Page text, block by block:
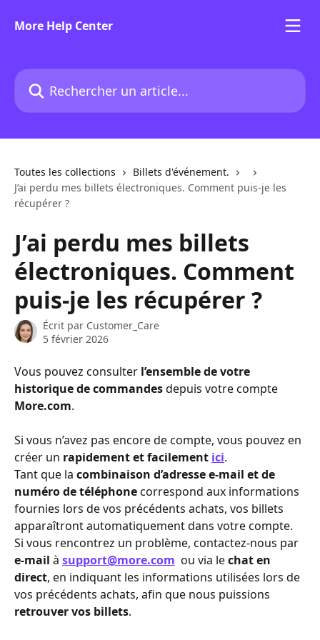
More Help Center
Rechercher un article...
Toutes les collections
Billets d'événement.
J’ai perdu mes billets électroniques. Comment puis-je les
récupérer ?
J’ai perdu mes billets
électroniques. Comment
puis-je les récupérer ?
Écrit par Customer_Care
5 février 2026
Vous pouvez consulter l’ensemble de votre
historique de commandes depuis votre compte
More.com.
Si vous n’avez pas encore de compte, vous pouvez en
créer un rapidement et facilement ici.
Tant que la combinaison d’adresse e-mail et de
numéro de téléphone correspond aux informations
fournies lors de vos précédents achats, vos billets
apparaîtront automatiquement dans votre compte.
Si vous rencontrez un problème, contactez-nous par
e-mail à support@more.com ou via le chat en
direct, en indiquant les informations utilisées lors de
vos précédents achats, afin que nous puissions
retrouver vos billets.